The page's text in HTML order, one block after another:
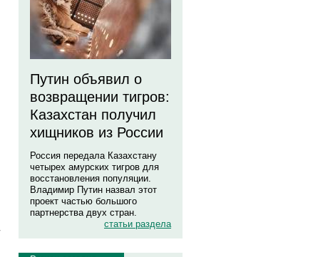
Путин объявил о
возвращении тигров:
Казахстан получил
хищников из России
Россия передала Казахстану
четырех амурских тигров для
восстановления популяции.
Владимир Путин назвал этот
проект частью большого
партнерства двух стран.
статьи раздела